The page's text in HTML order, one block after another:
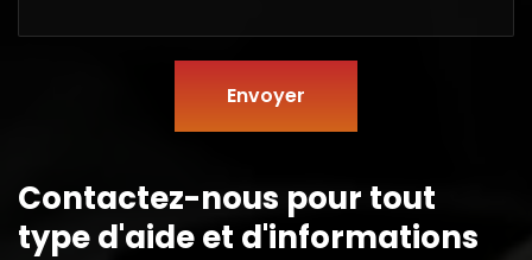
Envoyer
Contactez-nous pour tout
typed'aide et d'informations